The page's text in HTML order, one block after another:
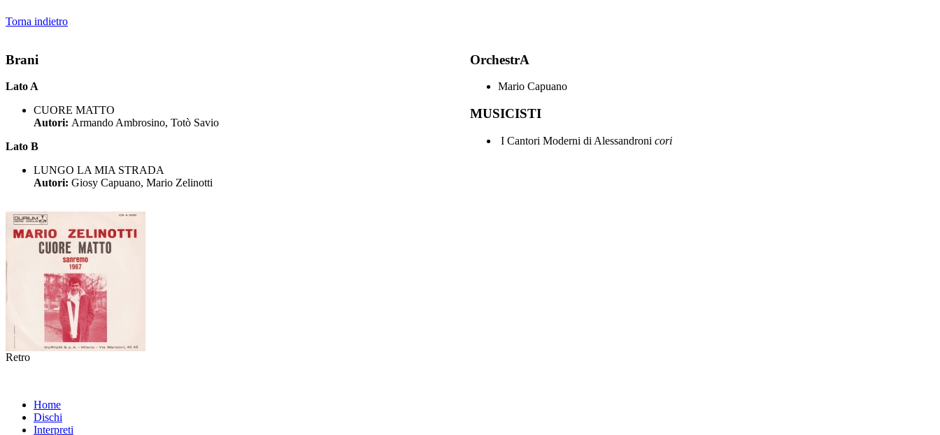
Torna indietro
Brani
Lato A
CUORE MATTO
Autori: Armando Ambrosino, Totò Savio
Lato B
LUNGO LA MIA STRADA
Autori: Giosy Capuano, Mario Zelinotti
OrchestrA
Mario Capuano
MUSICISTI
I Cantori Moderni di Alessandroni cori
Retro
Home
Dischi
Interpreti